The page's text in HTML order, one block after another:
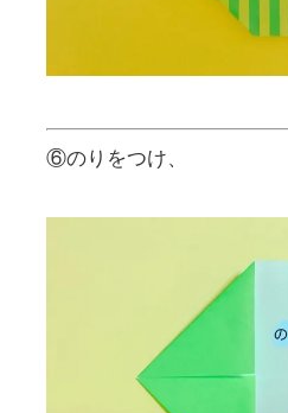
⑥のりをつけ、